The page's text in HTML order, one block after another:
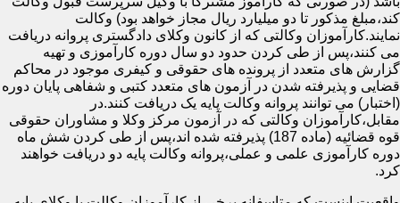
کند،مبلغ مذکور تا دو میلیارد ریال مجاز خواهد بود) وکالت
نمایند.کارآموزان وکالتی که از کانون وکلای دادگستری پروانه دریافت
می کنند،پس از طی کردن حدود دو سال دوره کارآموزی و تهیه
گزارش های متعدد از پرونده های حقوقی و کیفری موجود در محاکم
قضایی و پذیرفته شدن در آزمون های متعدد کتبی و شفاهی پایان دوره
(اختبار) می توانند پروانه وکالت پایه یک دریافت کنند.در
مقابل،کارآموزان وکالتی که در آزمون مرکز وکلا و مشاوران حقوقی
قوه قضائیه (ماده 187) پذیرفته شده اند،پس از طی کردن شش ماه
دوره کارآموزی علمی و عملی،پروانه وکالت پایه دو دریافت خواهند
کرد.